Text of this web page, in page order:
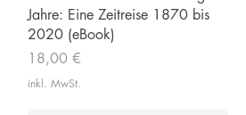
Jahre: Eine Zeitreise 1870 bis
2020 (eBook)
Preis
18,00 €
inkl. MwSt.